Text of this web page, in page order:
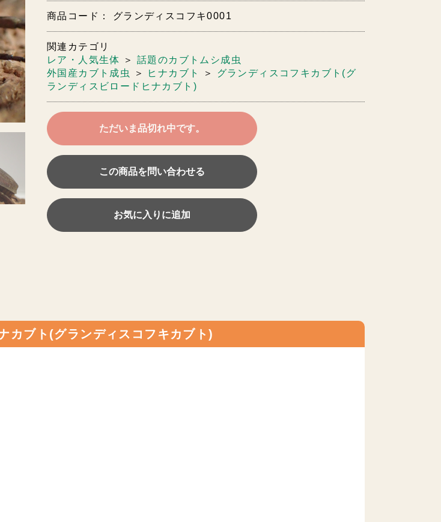
商品コード： グランディスコフキ0001
関連カテゴリ
レア・人気生体
＞
話題のカブトムシ成虫
外国産カブト成虫
＞ ヒナカブト ＞
グランディスコフキカブト(グ
ランディスビロードヒナカブト)
ただいま品切れ中です。
この商品を問い合わせる
お気に入りに追加
ブト(グランディスコフキカブト)